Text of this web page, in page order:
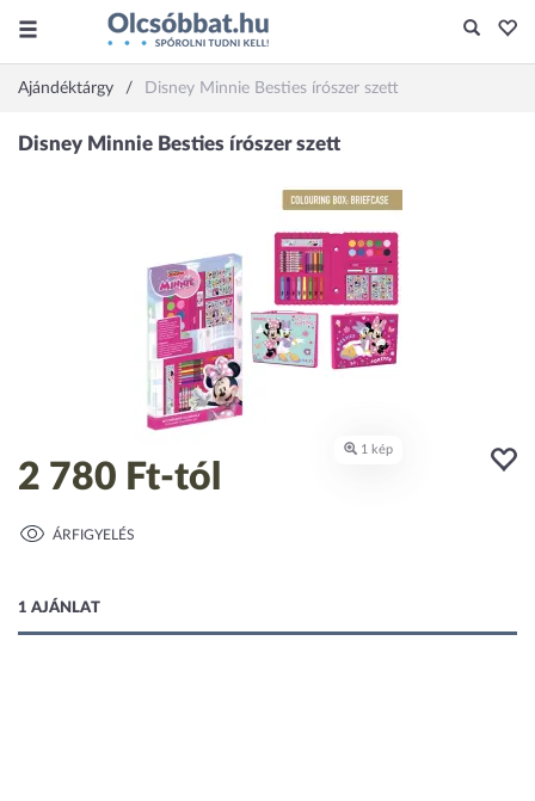
Ajándéktárgy Disney Minnie Besties írószer szett
2 780 Ft-tól
ÁRFIGYELÉS
1 AJÁNLAT